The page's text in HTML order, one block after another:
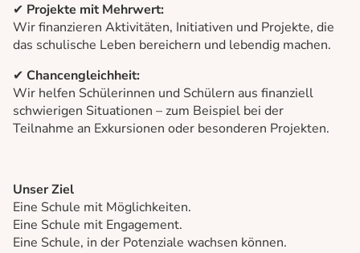
✔ Projekte mit Mehrwert:
Wir finanzieren Aktivitäten, Initiativen und Projekte, die
das schulische Leben bereichern und lebendig machen.
✔ Chancengleichheit:
Wir helfen Schülerinnen und Schülern aus finanziell
schwierigen Situationen – zum Beispiel bei der
Teilnahme an Exkursionen oder besonderen Projekten.
Unser Ziel
Eine Schule mit Möglichkeiten.
Eine Schule mit Engagement.
Eine Schule, in der Potenziale wachsen können.